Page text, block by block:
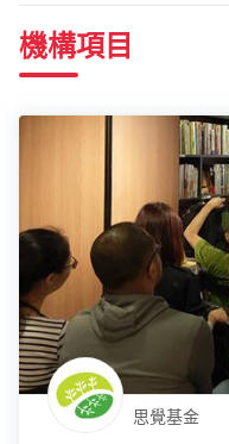
機構項目
思覺基金